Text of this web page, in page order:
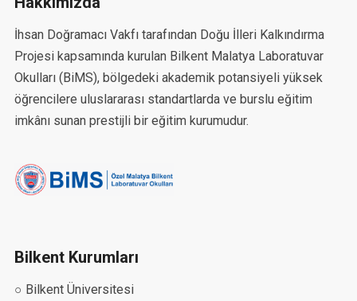
İhsan Doğramacı Vakfı tarafından Doğu İlleri Kalkındırma
Projesi kapsamında kurulan Bilkent Malatya Laboratuvar
Okulları (BiMS), bölgedeki akademik potansiyeli yüksek
öğrencilere uluslararası standartlarda ve burslu eğitim
imkânı sunan prestijli bir eğitim kurumudur.
Bilkent Kurumları
○ Bilkent Üniversitesi